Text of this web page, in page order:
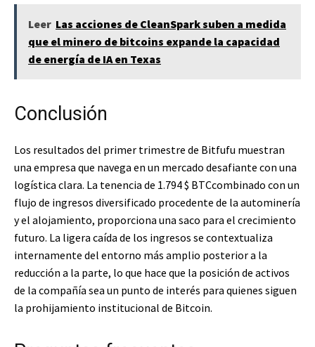
Leer Las acciones de CleanSpark suben a medida
que el minero de bitcoins expande la capacidad
de energía de IA en Texas
Conclusión
Los resultados del primer trimestre de Bitfufu muestran
una empresa que navega en un mercado desafiante con una
logística clara. La tenencia de 1.794$ BTCcombinado con un
flujo de ingresos diversificado procedente de la autominería
y el alojamiento, proporciona una saco para el crecimiento
futuro. La ligera caída de los ingresos se contextualiza
internamente del entorno más amplio posterior a la
reducción a la parte, lo que hace que la posición de activos
de la compañía sea un punto de interés para quienes siguen
la prohijamiento institucional de Bitcoin.